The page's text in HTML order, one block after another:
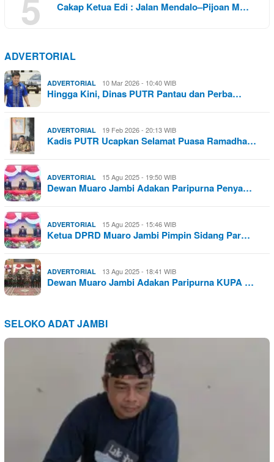
Cakap Ketua Edi : Jalan Mendalo–Pijoan M…
ADVERTORIAL
ADVERTORIAL 10 Mar 2026 - 10:40 WIB
Hingga Kini, Dinas PUTR Pantau dan Perba…
ADVERTORIAL 19 Feb 2026 - 20:13 WIB
Kadis PUTR Ucapkan Selamat Puasa Ramadha…
ADVERTORIAL 15 Agu 2025 - 19:50 WIB
Dewan Muaro Jambi Adakan Paripurna Penya…
ADVERTORIAL 15 Agu 2025 - 15:46 WIB
Ketua DPRD Muaro Jambi Pimpin Sidang Par…
ADVERTORIAL 13 Agu 2025 - 18:41 WIB
Dewan Muaro Jambi Adakan Paripurna KUPA …
SELOKO ADAT JAMBI